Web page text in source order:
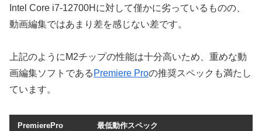
Intel Core i7-12700Hに対して僅かに劣っているものの、
動画編集ではあまり差を感じない差です。
上記のようにM2チップの性能は十分高いため、重めな動
画編集ソフトである Premiere Proの推奨スペックも満たし
ています。
PremierePro 最低動作スペック